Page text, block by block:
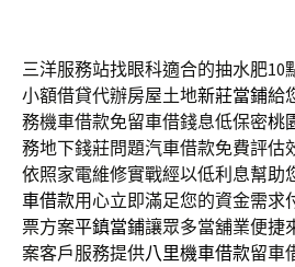
三洋服務站找眼科適合的抽水肥10
小額借貸代辦房屋土地新莊當鋪給
務機車借款免留車借錢息低保密桃
務地下錢莊問題汽車借款免費評估
依照家電維修實戰經以低利息幫助
車借款用心立即滿足您的資金需求
票方案平鎮當鋪讓眾多當舖業便捷
案客戶服務提供八里機車借款留車